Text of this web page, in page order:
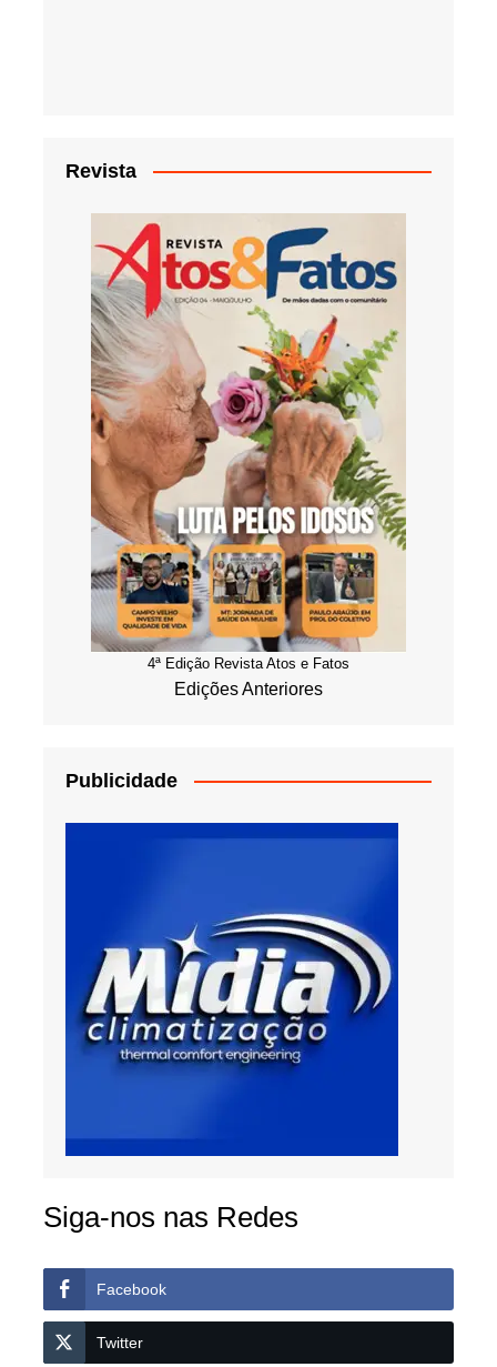
Revista
4ª Edição Revista Atos e Fatos
Edições Anteriores
Publicidade
Siga-nos nas Redes
Facebook
Twitter